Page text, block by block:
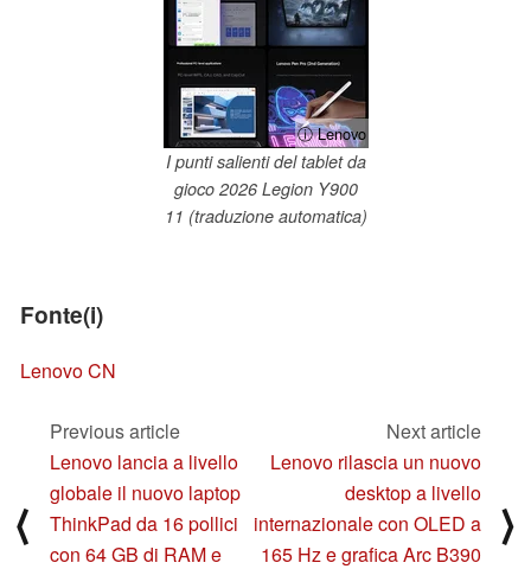
ⓘ Lenovo
I punti salienti del tablet da
gioco 2026 Legion Y900
11 (traduzione automatica)
Fonte(i)
Lenovo CN
⟨
Previous article
Lenovo lancia a livello
globale il nuovo laptop
ThinkPad da 16 pollici
con 64 GB di RAM e
Next article
Lenovo rilascia un nuovo
desktop a livello
internazionale con OLED a
165 Hz e grafica Arc B390
⟩